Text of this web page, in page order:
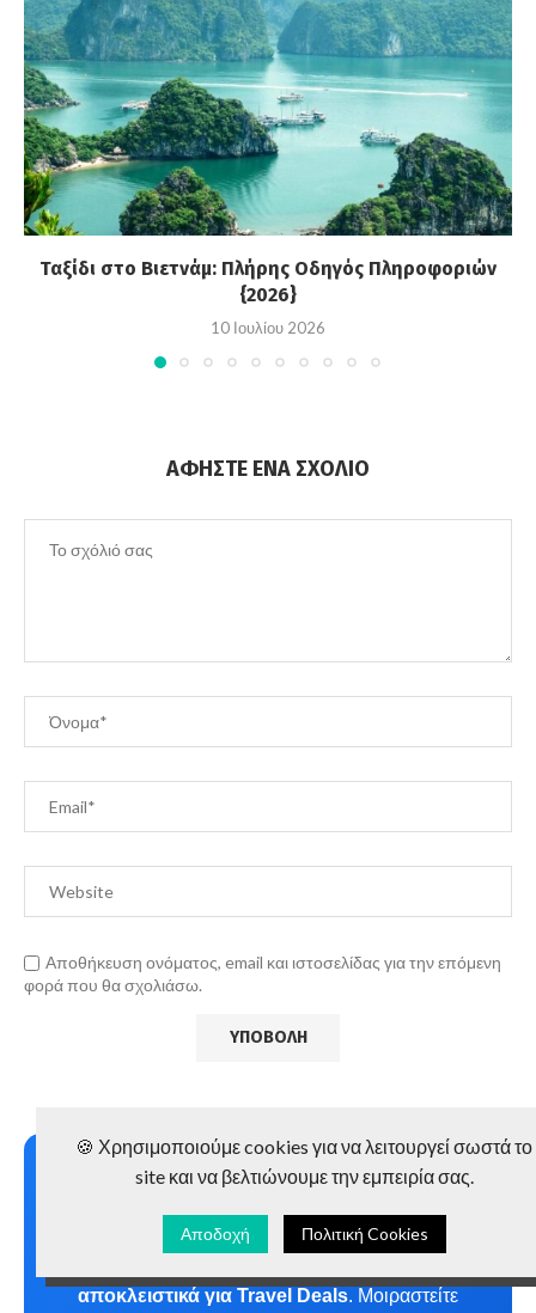
Ταξίδι στο Βιετνάμ: Πλήρης Οδηγός Πληροφοριών
{2026}
10 Ιουλίου 2026
ΑΦΉΣΤΕ ΈΝΑ ΣΧΌΛΙΟ
Αποθήκευση ονόματος, email και ιστοσελίδας για την επόμενη
φορά που θα σχολιάσω.
Νέο Facebook Group για Travel
Deals
αποκλειστικά για Travel Deals. Μοιραστείτε
🍪 Χρησιμοποιούμε cookies για να λειτουργεί σωστά το
site και να βελτιώνουμε την εμπειρία σας.
Αποδοχή Πολιτική Cookies